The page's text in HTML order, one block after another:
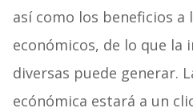
así como los beneficios a
económicos, de lo que la
diversas puede generar.
ecónómica estará a un